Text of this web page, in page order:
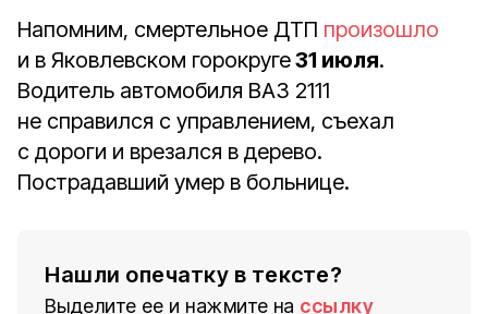
Напомним, смертельное ДТП произошло
и в Яковлевском горокруге31 июля.
Водитель автомобиля ВАЗ 2111
не справился с управлением, съехал
с дороги и врезался в дерево.
Пострадавший умер в больнице.
Нашли опечатку в тексте?
Выделите ее и нажмите на ссылку